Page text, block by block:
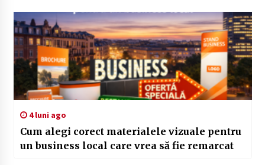
4 luni ago
Cum alegi corect materialele vizuale pentru
un business local care vrea să fie remarcat